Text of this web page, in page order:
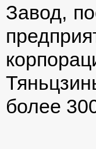
Завод,
более